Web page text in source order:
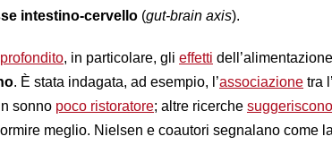
intestino-cervello (gut-brain axis).
, in particolare, gli effetti
. È stata indagata, ad esempio, l’associazione tra
sonno poco ristoratore; altre ricerche suggeriscono
meglio. Nielsen e coautori segnalano come